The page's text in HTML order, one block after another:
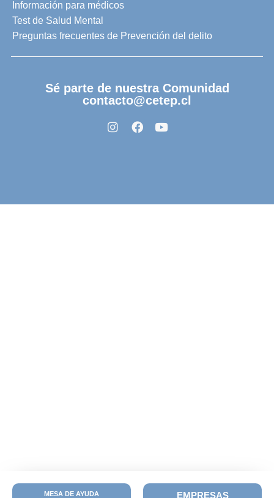
MESA DE AYUDA EMPRESAS
Información para médicos
Test de Salud Mental
Preguntas frecuentes de Prevención del delito
Sé parte de nuestra Comunidad
contacto@cetep.cl